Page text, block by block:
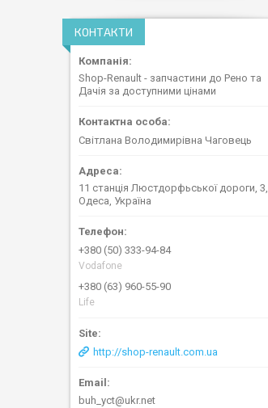
КОНТАКТИ
Shop-Renault - запчастини до Рено та
Дачія за доступними цінами
Світлана Володимирівна Чаговець
11 станція Люстдорфьської дороги, 3,
Одеса, Україна
+380 (50) 333-94-84
Vodafone
+380 (63) 960-55-90
Life
http://shop-renault.com.ua
buh_yct@ukr.net